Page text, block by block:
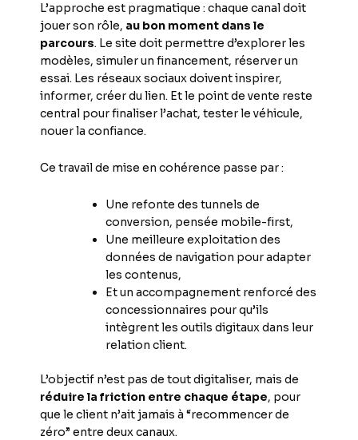
L’approche est pragmatique : chaque canal doit
jouer son rôle, au bon moment dans le
parcours. Le site doit permettre d’explorer les
modèles, simuler un financement, réserver un
essai. Les réseaux sociaux doivent inspirer,
informer, créer du lien. Et le point de vente reste
central pour finaliser l’achat, tester le véhicule,
nouer la confiance.
Ce travail de mise en cohérence passe par :
Une refonte des tunnels de
conversion, pensée mobile-first,
Une meilleure exploitation des
données de navigation pour adapter
les contenus,
Et un accompagnement renforcé des
concessionnaires pour qu’ils
intègrent les outils digitaux dans leur
relation client.
L’objectif n’est pas de tout digitaliser, mais de
réduire la friction entre chaque étape, pour
que le client n’ait jamais à “recommencer de
zéro” entre deux canaux.